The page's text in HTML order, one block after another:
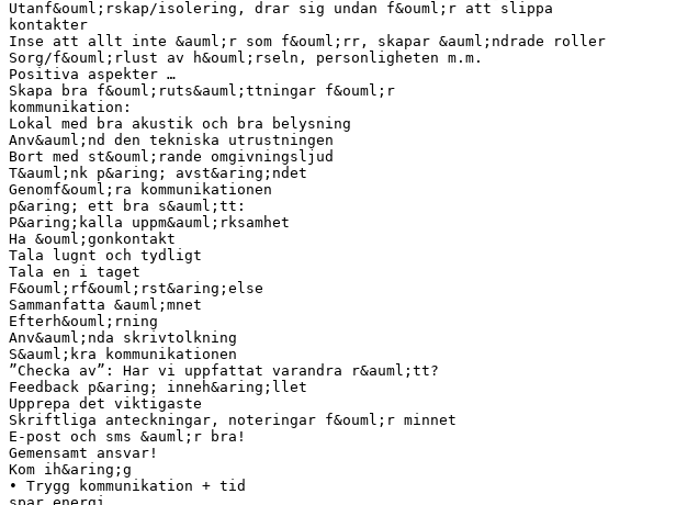
Utanf&ouml;rskap/isolering, drar sig undan f&ouml;r att slippa
kontakter
Inse att allt inte &auml;r som f&ouml;rr, skapar &auml;ndrade roller
Sorg/f&ouml;rlust av h&ouml;rseln, personligheten m.m.
Positiva aspekter …
Skapa bra f&ouml;ruts&auml;ttningar f&ouml;r
kommunikation:
Lokal med bra akustik och bra belysning
Anv&auml;nd den tekniska utrustningen
Bort med st&ouml;rande omgivningsljud
T&auml;nk p&aring; avst&aring;ndet
Genomf&ouml;ra kommunikationen
p&aring; ett bra s&auml;tt:
P&aring;kalla uppm&auml;rksamhet
Ha &ouml;gonkontakt
Tala lugnt och tydligt
Tala en i taget
F&ouml;rf&ouml;rst&aring;else
Sammanfatta &auml;mnet
Efterh&ouml;rning
Anv&auml;nda skrivtolkning
S&auml;kra kommunikationen
”Checka av”: Har vi uppfattat varandra r&auml;tt?
Feedback p&aring; inneh&aring;llet
Upprepa det viktigaste
Skriftliga anteckningar, noteringar f&ouml;r minnet
E-post och sms &auml;r bra!
Gemensamt ansvar!
Kom ih&aring;g
• Trygg kommunikation + tid